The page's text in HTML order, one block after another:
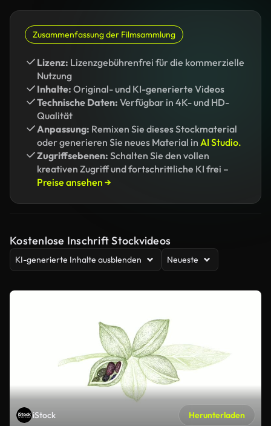
Zusammenfassung der Filmsammlung
Lizenz: Lizenzgebührenfrei für die kommerzielle
Nutzung
Inhalte: Original- und KI-generierte Videos
Technische Daten: Verfügbar in 4K- und HD-
Qualität
Anpassung: Remixen Sie dieses Stockmaterial
oder generieren Sie neues Material in AI Studio.
Zugriffsebenen: Schalten Sie den vollen
kreativen Zugriff und fortschrittliche KI frei –
Preise ansehen →
Kostenlose Inschrift Stockvideos
KI-generierte Inhalte ausblenden Neueste
iStock Herunterladen